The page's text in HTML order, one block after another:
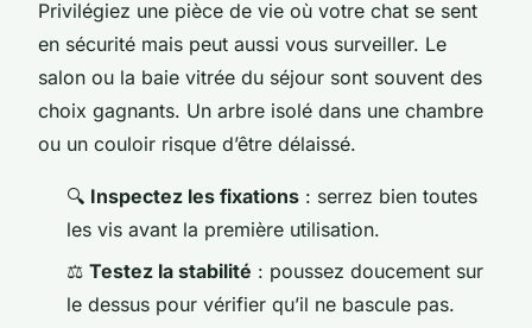
Privilégiez une pièce de vie où votre chat se sent
en sécurité mais peut aussi vous surveiller. Le
salon ou la baie vitrée du séjour sont souvent des
choix gagnants. Un arbre isolé dans une chambre
ou un couloir risque d’être délaissé.
🔍 Inspectez les fixations : serrez bien toutes
les vis avant la première utilisation.
⚖️ Testez la stabilité : poussez doucement sur
le dessus pour vérifier qu’il ne bascule pas.